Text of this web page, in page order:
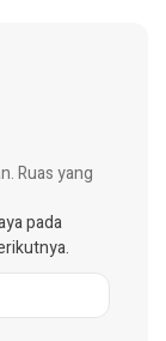
Ruas yang
pada